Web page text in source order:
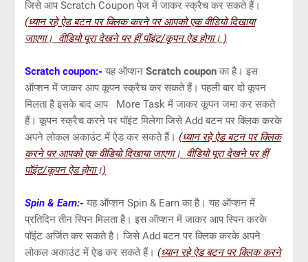
जिसे आप Scratch Coupon पेज में जाकर स्क्रैच कर सकते हैं।
(ध्यान रहे ऐड बटन पर क्लिक करने पर आपको एक वीडियो दिखाया
जाएगा। वीडियो पूरा देखने पर हीं पॉइंट/कूपन ऐड होगा। )
Scratch coupon:- यह ऑप्शन Scratch coupon का है। इस
ऑप्शन में जाकर आप कूपन स्क्रैच कर सकते हैं। पहली बार दो कूपन
मिलता है इसके बाद आप More Task में जाकर कूपन जमा कर सकते
हैं। कूपन स्क्रैच करने पर पॉइंट मिलेगा जिसे Add बटन पर क्लिक करके
अपने लोकल अकाउंट में ऐड कर सकते हैं। (ध्यान रहे ऐड बटन पर क्लिक
करने पर आपको एक वीडियो दिखाया जाएगा। वीडियो पूरा देखने पर हीं
पॉइंट/कूपन ऐड होगा।)
Spin & Earn:- यह ऑप्शन Spin & Earn का है। यह ऑप्शन में
प्रतिदिन तीन स्पिन मिलता है। इस ऑप्शन में जाकर आप स्पिन करके
पॉइंट अर्जित कर सकते है। जिसे Add बटन पर क्लिक करके अपने
लोकल अकाउंट में ऐड कर सकते हैं। (ध्यान रहे ऐड बटन पर क्लिक करने